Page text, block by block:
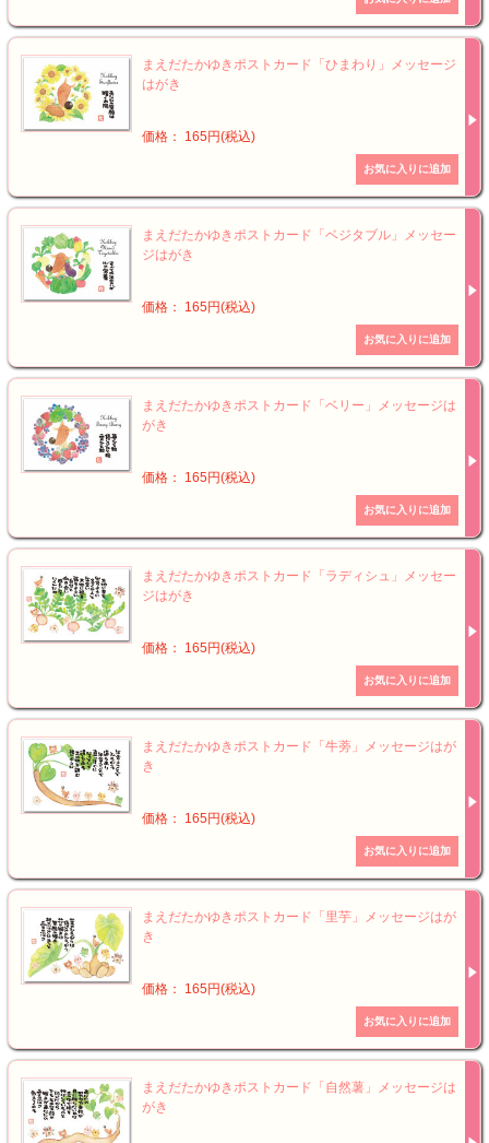
まえだたかゆきポストカード「ひまわり」メッセージ
はがき
価格： 165円(税込)
まえだたかゆきポストカード「ベジタブル」メッセー
ジはがき
価格： 165円(税込)
まえだたかゆきポストカード「ベリー」メッセージは
がき
価格： 165円(税込)
まえだたかゆきポストカード「ラディシュ」メッセー
ジはがき
価格： 165円(税込)
まえだたかゆきポストカード「牛蒡」メッセージはが
き
価格： 165円(税込)
まえだたかゆきポストカード「里芋」メッセージはが
き
価格： 165円(税込)
まえだたかゆきポストカード「自然薯」メッセージは
がき